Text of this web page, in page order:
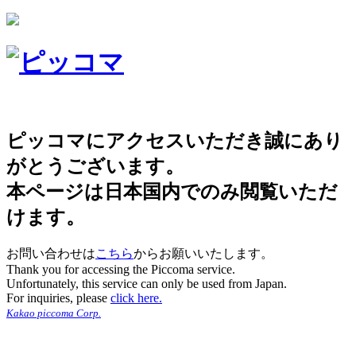
ピッコマにアクセスいただき誠にあり
がとうございます。
本ページは日本国内でのみ閲覧いただ
けます。
お問い合わせはこちらからお願いいたします。
Thank you for accessing the Piccoma service.
Unfortunately, this service can only be used from Japan.
For inquiries, please click here.
Kakao piccoma Corp.